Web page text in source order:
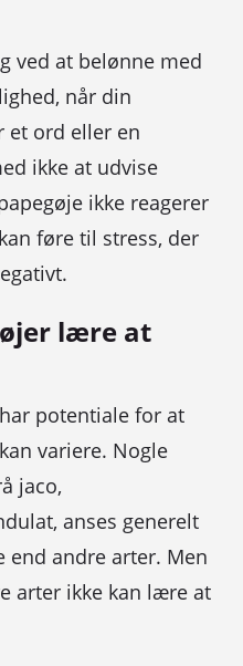
ved at belønne med
når din
et ord eller en
ikke at udvise
ikke reagerer
føre til stress, der
lære at
potentiale for at
variere. Nogle
jaco,
anses generelt
andre arter. Men
arter ikke kan lære at